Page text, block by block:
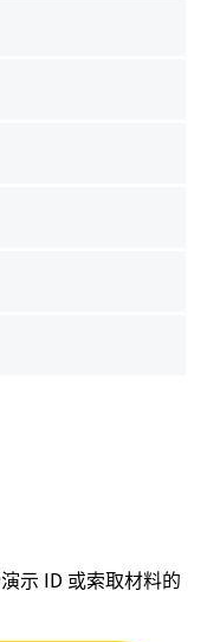
示 ID 或索取材料的